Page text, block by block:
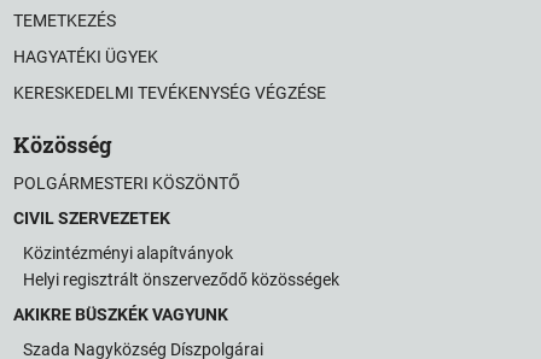
TEMETKEZÉS
HAGYATÉKI ÜGYEK
KERESKEDELMI TEVÉKENYSÉG VÉGZÉSE
Közösség
POLGÁRMESTERI KÖSZÖNTŐ
CIVIL SZERVEZETEK
Közintézményi alapítványok
Helyi regisztrált önszerveződő közösségek
AKIKRE BÜSZKÉK VAGYUNK
Szada Nagyközség Díszpolgárai